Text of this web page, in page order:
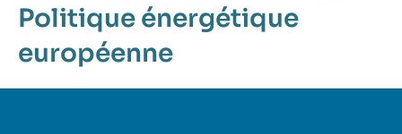
Politique énergétique
européenne